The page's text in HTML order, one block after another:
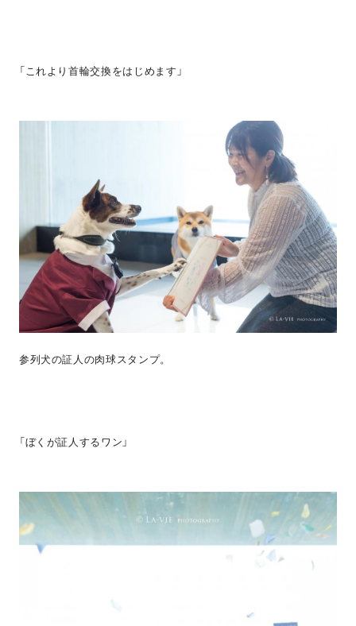
「これより首輪交換をはじめます」
参列犬の証人の肉球スタンプ。
「ぼくが証人するワン」